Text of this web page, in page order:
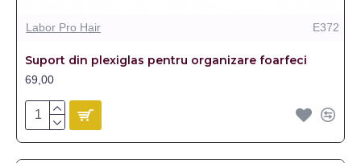
Labor Pro Hair E372
Suport din plexiglas pentru organizare foarfeci
69,00